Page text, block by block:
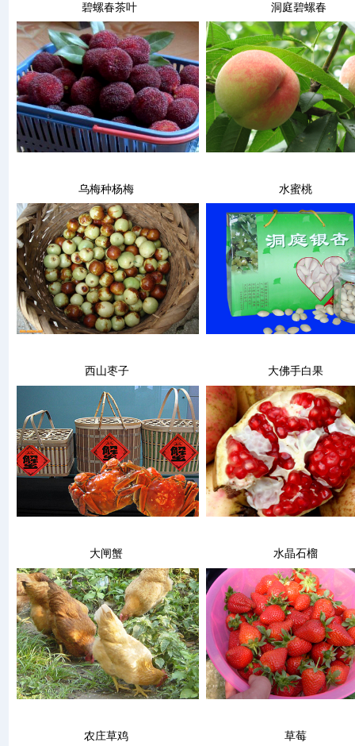
碧螺春茶叶 洞庭碧螺春
乌梅种杨梅 水蜜桃
西山枣子 大佛手白果
大闸蟹 水晶石榴
农庄草鸡 草莓